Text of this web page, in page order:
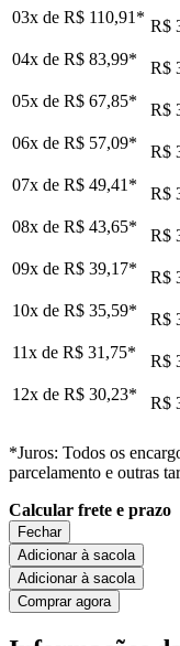
03x de R$ 110,91 * R$
04x de R$ 83,99*
R$
05x de R$ 67,85*
R$
06x de R$ 57,09*
R$
07x de R$ 49,41 *
R$
08x de R$ 43,65*
R$
09x de R$ 39,17*
R$
10x de R$ 35,59*
R$
11x de R$ 31,75*
R$
12x de R$ 30,23* R$
*Juros: Todos os
parcelamento e outras
Calcular frete e prazo
Fechar
Adicionar à sacola
Adicionar à sacola
Comprar agora